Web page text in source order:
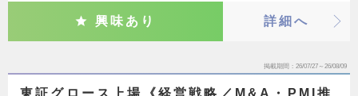
興味あり 詳細へ
掲載期間 26/07/27～26/08/09
東証グロース上場《経営戦略／M&A・PMI推